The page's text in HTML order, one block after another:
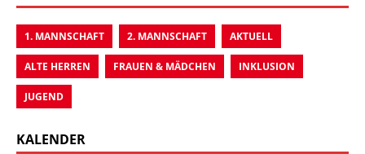
1. MANNSCHAFT 2. MANNSCHAFT AKTUELL
ALTE HERREN FRAUEN & MÄDCHEN INKLUSION
JUGEND
KALENDER